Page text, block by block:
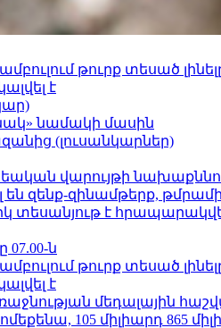
թուրք տեսած
է
նամակի մասին
(լուսանկարներ)
վարույթի
են զենք-զինամթերք,
տեսանյութ է
07.00-ն
թուրք տեսած
է
մեդալային
105 միլիարդ 865